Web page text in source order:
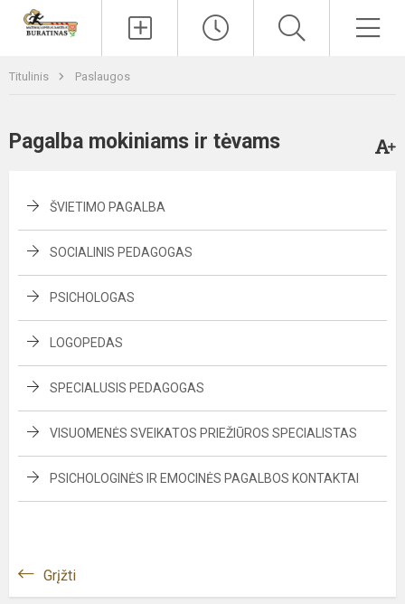
Titulinis Paslaugos
Pagalba mokiniams ir tėvams
ŠVIETIMO PAGALBA
SOCIALINIS PEDAGOGAS
PSICHOLOGAS
LOGOPEDAS
SPECIALUSIS PEDAGOGAS
VISUOMENĖS SVEIKATOS PRIEŽIŪROS SPECIALISTAS
PSICHOLOGINĖS IR EMOCINĖS PAGALBOS KONTAKTAI
Grįžti